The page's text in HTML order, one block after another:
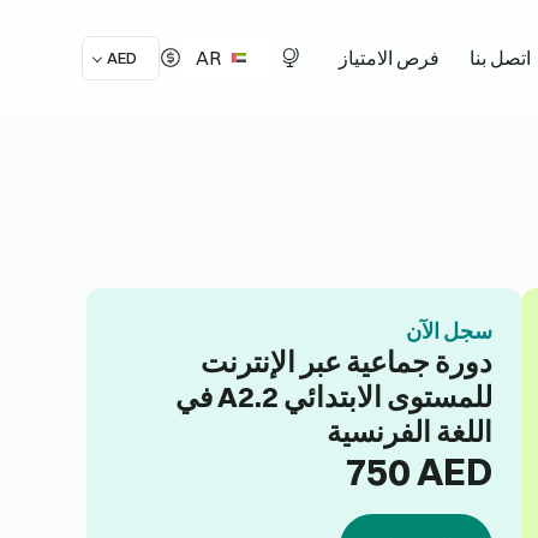
اتصل بنا فرص الامتياز AR
AED
سجل الآن
دورة جماعية عبر الإنترنت
للمستوى الابتدائي A2.2 في
اللغة الفرنسية
750AED